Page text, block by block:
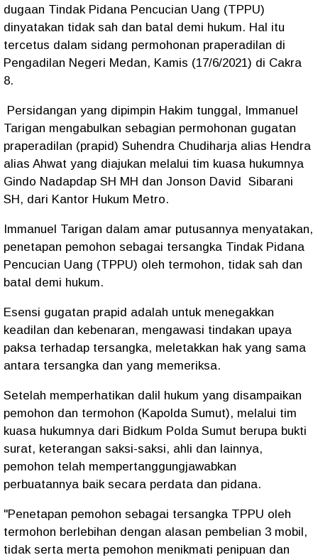
dugaan Tindak Pidana Pencucian Uang (TPPU)
dinyatakan tidak sah dan batal demi hukum. Hal itu
tercetus dalam sidang permohonan praperadilan di
Pengadilan Negeri Medan, Kamis (17/6/2021) di Cakra
8.
Persidangan yang dipimpin Hakim tunggal, Immanuel
Tarigan mengabulkan sebagian permohonan gugatan
praperadilan (prapid) Suhendra Chudiharja alias Hendra
alias Ahwat yang diajukan melalui tim kuasa hukumnya
Gindo Nadapdap SH MH dan Jonson David Sibarani
SH, dari Kantor Hukum Metro.
Immanuel Tarigan dalam amar putusannya menyatakan,
penetapan pemohon sebagai tersangka Tindak Pidana
Pencucian Uang (TPPU) oleh termohon, tidak sah dan
batal demi hukum.
Esensi gugatan prapid adalah untuk menegakkan
keadilan dan kebenaran, mengawasi tindakan upaya
paksa terhadap tersangka, meletakkan hak yang sama
antara tersangka dan yang memeriksa.
Setelah memperhatikan dalil hukum yang disampaikan
pemohon dan termohon (Kapolda Sumut), melalui tim
kuasa hukumnya dari Bidkum Polda Sumut berupa bukti
surat, keterangan saksi-saksi, ahli dan lainnya,
pemohon telah mempertanggungjawabkan
perbuatannya baik secara perdata dan pidana.
"Penetapan pemohon sebagai tersangka TPPU oleh
termohon berlebihan dengan alasan pembelian 3 mobil,
tidak serta merta pemohon menikmati penipuan dan